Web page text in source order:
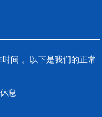
间 。以下是我们的正常
息